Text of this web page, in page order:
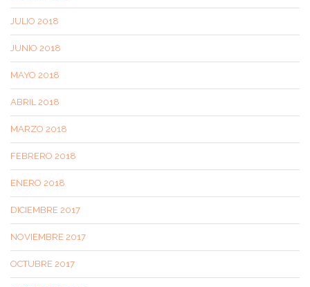
JULIO 2018
JUNIO 2018
MAYO 2018
ABRIL 2018
MARZO 2018
FEBRERO 2018
ENERO 2018
DICIEMBRE 2017
NOVIEMBRE 2017
OCTUBRE 2017